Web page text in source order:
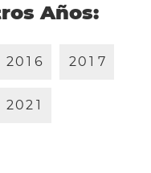
Años:
20 1 6 20 1 7
202 1